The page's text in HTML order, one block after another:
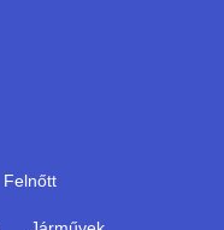
Felnőtt